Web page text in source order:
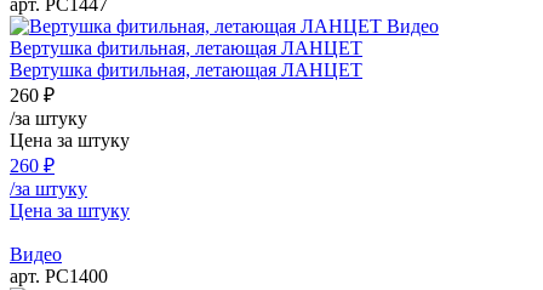
Видео
Вертушка фитильная, летающая ЛАНЦЕТ
Вертушка фитильная, летающая ЛАНЦЕТ
260 ₽
/за штуку
Цена за штуку
260 ₽
/за штуку
Цена за штуку
Видео
арт. РС1400